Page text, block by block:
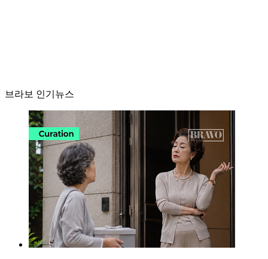
브라보 인기뉴스